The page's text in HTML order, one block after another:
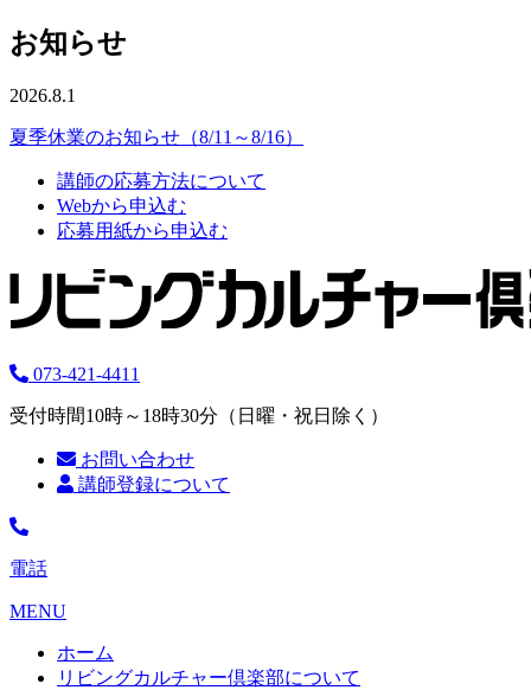
お知らせ
2026.8.1
夏季休業のお知らせ（8/11～8/16）
講師の応募方法について
Webから申込む
応募用紙から申込む
073-421-4411
受付時間10時～18時30分（日曜・祝日除く）
お問い合わせ
講師登録について
電話
MENU
ホーム
リビングカルチャー倶楽部について